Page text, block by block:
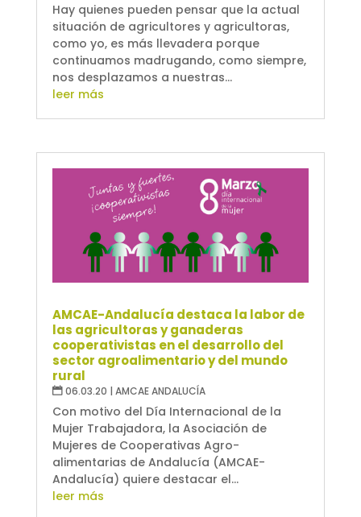
Hay quienes pueden pensar que la actual
situación de agricultores y agricultoras,
como yo, es más llevadera porque
continuamos madrugando, como siempre,
nos desplazamos a nuestras...
leer más
AMCAE-Andalucía destaca la labor de
las agricultoras y ganaderas
cooperativistas en el desarrollo del
sector agroalimentario y del mundo
rural
06.03.20 | AMCAE ANDALUCÍA
Con motivo del Día Internacional de la
Mujer Trabajadora, la Asociación de
Mujeres de Cooperativas Agro-
alimentarias de Andalucía (AMCAE-
Andalucía) quiere destacar el...
leer más